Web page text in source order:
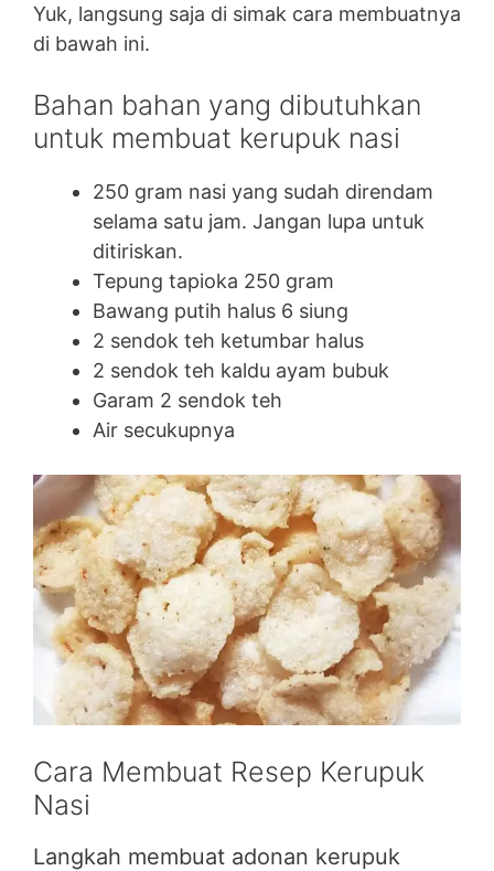
Yuk, langsung saja di simak cara membuatnya
di bawah ini.
Bahan bahan yang dibutuhkan
untuk membuat kerupuk nasi
250 gram nasi yang sudah direndam
selama satu jam. Jangan lupa untuk
ditiriskan.
Tepung tapioka 250 gram
Bawang putih halus 6 siung
2 sendok teh ketumbar halus
2 sendok teh kaldu ayam bubuk
Garam 2 sendok teh
Air secukupnya
Cara Membuat Resep Kerupuk
Nasi
Langkah membuat adonan kerupuk